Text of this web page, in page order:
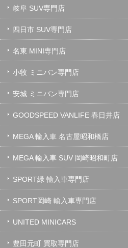
岐阜 SUV専門店
四日市 SUV専門店
名東 MINI専門店
小牧 ミニバン専門店
安城 ミニバン専門店
GOODSPEED VANLIFE 春日井店
MEGA 輸入車 名古屋昭和橋店
MEGA 輸入車 SUV 岡崎昭和町店
SPORT緑 輸入車専門店
SPORT岡崎 輸入車専門店
UNITED MINICARS
豊田元町 買取専門店